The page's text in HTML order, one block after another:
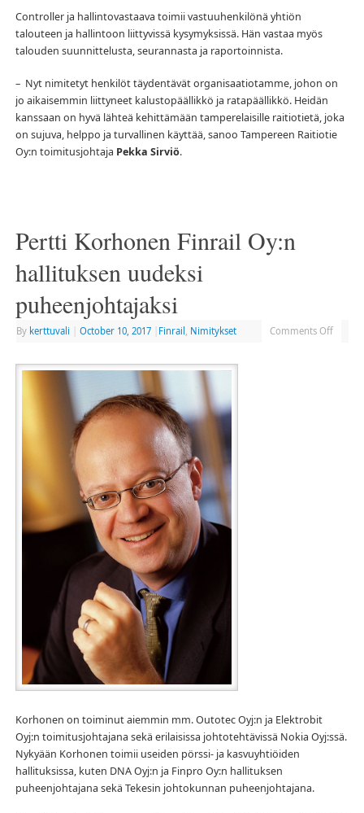
Controller ja hallintovastaava toimii vastuuhenkilönä yhtiön
talouteen ja hallintoon liittyvissä kysymyksissä. Hän vastaa myös
talouden suunnittelusta, seurannasta ja raportoinnista.
– Nyt nimitetyt henkilöt täydentävät organisaatiotamme, johon on
jo aikaisemmin liittyneet kalustopäällikkö ja ratapäällikkö. Heidän
kanssaan on hyvä lähteä kehittämään tamperelaisille raitiotietä, joka
on sujuva, helppo ja turvallinen käyttää, sanoo Tampereen Raitiotie
Oy:n toimitusjohtaja Pekka Sirviö.
Pertti Korhonen Finrail Oy:n
hallituksen uudeksi
puheenjohtajaksi
By kerttuvali October 10, 2017 Finrail , Nimitykset Comments Off
Korhonen on toiminut aiemmin mm. Outotec Oyj:n ja Elektrobit
Oyj:n toimitusjohtajana sekä erilaisissa johtotehtävissä Nokia Oyj:ssä.
Nykyään Korhonen toimii useiden pörssi- ja kasvuyhtiöiden
hallituksissa, kuten DNA Oyj:n ja Finpro Oy:n hallituksen
puheenjohtajana sekä Tekesin johtokunnan puheenjohtajana.